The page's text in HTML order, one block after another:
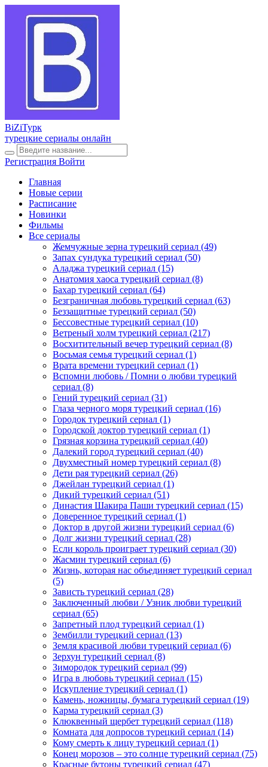
BiZiТурк
турецкие сериалы онлайн
Регистрация Войти
Главная
Новые серии
Расписание
Новинки
Фильмы
Все сериалы
Жемчужные зерна турецкий сериал (49)
Запах сундука турецкий сериал (50)
Аладжа турецкий сериал (15)
Анатомия хаоса турецкий сериал (8)
Бахар турецкий сериал (64)
Безграничная любовь турецкий сериал (63)
Беззащитные турецкий сериал (50)
Бессовестные турецкий сериал (10)
Ветреный холм турецкий сериал (217)
Восхитительный вечер турецкий сериал (8)
Восьмая семья турецкий сериал (1)
Врата времени турецкий сериал (1)
Вспомни любовь / Помни о любви турецкий
сериал (8)
Гений турецкий сериал (31)
Глаза черного моря турецкий сериал (16)
Городок турецкий сериал (1)
Городской доктор турецкий сериал (1)
Грязная корзина турецкий сериал (40)
Далекий город турецкий сериал (40)
Двухместный номер турецкий сериал (8)
Дети рая турецкий сериал (26)
Джейлан турецкий сериал (1)
Дикий турецкий сериал (51)
Династия Шакира Паши турецкий сериал (15)
Доверенное турецкий сериал (1)
Доктор в другой жизни турецкий сериал (6)
Долг жизни турецкий сериал (28)
Если король проиграет турецкий сериал (30)
Жасмин турецкий сериал (6)
Жизнь, которая нас объединяет турецкий сериал
(5)
Зависть турецкий сериал (28)
Заключенный любви / Узник любви турецкий
сериал (65)
Запретный плод турецкий сериал (1)
Зембилли турецкий сериал (13)
Земля красивой любви турецкий сериал (6)
Зерхун турецкий сериал (8)
Зимородок турецкий сериал (99)
Игра в любовь турецкий сериал (15)
Искупление турецкий сериал (1)
Камень, ножницы, бумага турецкий сериал (19)
Карма турецкий сериал (3)
Клюквенный щербет турецкий сериал (118)
Комната для допросов турецкий сериал (14)
Кому смерть к лицу турецкий сериал (1)
Конец морозов – это солнце турецкий сериал (75)
Красные бутоны турецкий сериал (47)